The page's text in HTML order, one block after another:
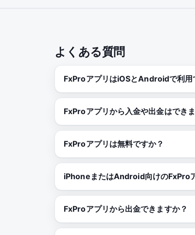
よくある質問
FxProアプリはiOSとAndroidで利用
FxProアプリから入金や出金はでき
FxProアプリは無料ですか？
iPhoneまたはAndroid向けのFxPro
FxProアプリから出金できますか？